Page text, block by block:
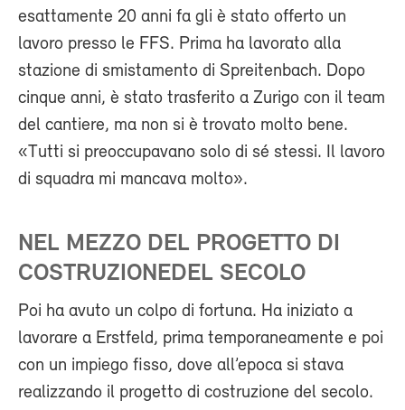
esattamente 20 anni fa gli è stato offerto un
lavoro presso le FFS. Prima ha lavorato alla
stazione di smistamento di Spreitenbach. Dopo
cinque anni, è stato trasferito a Zurigo con il team
del cantiere, ma non si è trovato molto bene.
«Tutti si preoccupavano solo di sé stessi. Il lavoro
di squadra mi mancava molto».
NEL MEZZO DEL PROGETTO DI
COSTRUZIONEDEL SECOLO
Poi ha avuto un colpo di fortuna. Ha iniziato a
lavorare a Erstfeld, prima temporaneamente e poi
con un impiego fisso, dove all’epoca si stava
realizzando il progetto di costruzione del secolo.